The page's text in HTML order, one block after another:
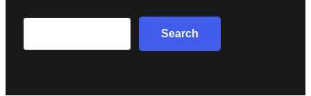
Search